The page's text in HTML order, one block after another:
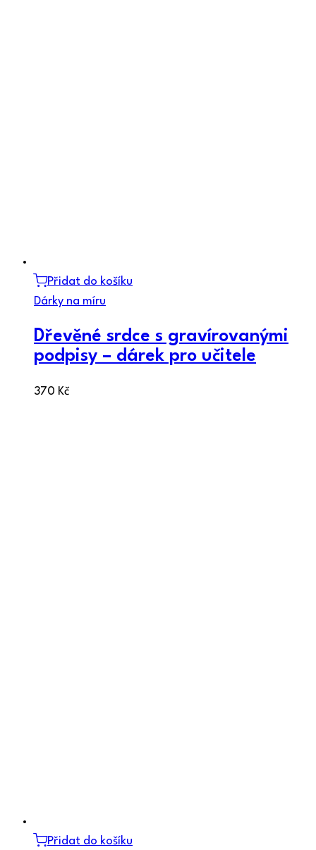
Přidat do košíku
Dárky na míru
Dřevěné srdce s gravírovanými
podpisy – dárek pro učitele
370 Kč
Přidat do košíku